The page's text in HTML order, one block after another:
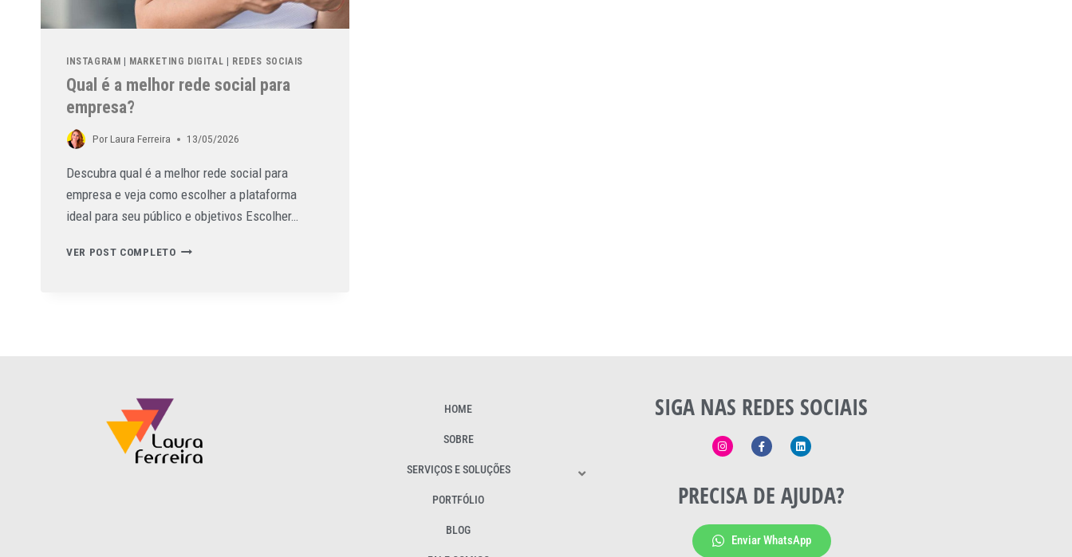
INSTAGRAM | MARKETING DIGITAL | REDES SOCIAIS
Qual é a melhor rede social para
empresa?
PorLaura Ferreira 13/05/2026
Descubra qual é a melhor rede social para
empresa e veja como escolher a plataforma
ideal para seu público e objetivos Escolher…
VER POST COMPLETO
HOME
SOBRE
SERVIÇOS E SOLUÇÕES
PORTFÓLIO
BLOG
SIGA NAS REDES SOCIAIS
PRECISA DE AJUDA?
Enviar WhatsApp